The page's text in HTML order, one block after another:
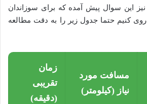
این سوال پیش آمده که برای سوزاندان
روی کنیم حتما جدول زیر را به دقت مطالعه
مسافت مورد
نیاز (کیلومتر)
زمان
تقریبی
(دقیقه)